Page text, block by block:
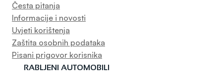
Česta pitanja
Informacije i novosti
Uvjeti korištenja
Zaštita osobnih podataka
Pisani prigovor korisnika
RABLJENI AUTOMOBILI